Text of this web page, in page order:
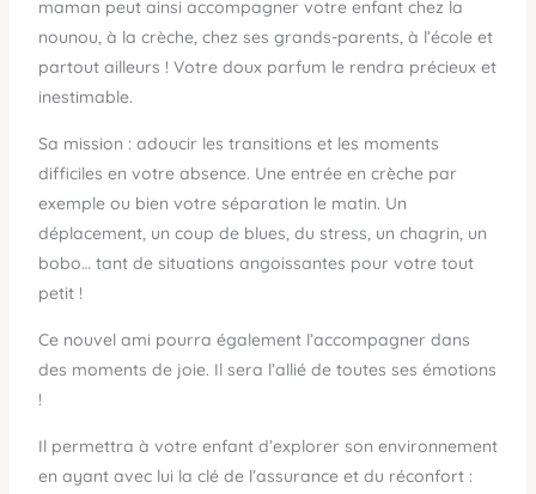
maman peut ainsi accompagner votre enfant chez la
nounou, à la crèche, chez ses grands-parents, à l’école et
partout ailleurs ! Votre doux parfum le rendra précieux et
inestimable.
Sa mission : adoucir les transitions et les moments
difficiles en votre absence. Une entrée en crèche par
exemple ou bien votre séparation le matin. Un
déplacement, un coup de blues, du stress, un chagrin, un
bobo… tant de situations angoissantes pour votre tout
petit !
Ce nouvel ami pourra également l’accompagner dans
des moments de joie. Il sera l’allié de toutes ses émotions
!
Il permettra à votre enfant d’explorer son environnement
en ayant avec lui la clé de l’assurance et du réconfort :